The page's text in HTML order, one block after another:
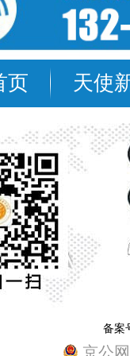
页 天使
备案
京公